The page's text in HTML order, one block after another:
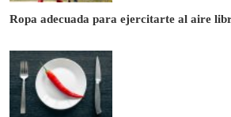
Ropa adecuada para ejercitarte al aire